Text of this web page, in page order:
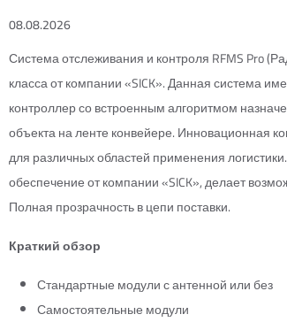
08.08.2026
Система отслеживания и контроля RFMS Pro
класса от компании «SICK». Данная система
контроллер со встроенным алгоритмом
объекта на ленте конвейере. Инновационная
для различных областей применения
обеспечение от компании «SICK», делает
Полная прозрачность в цепи поставки.
Краткий обзор
Стандартные модули с антенной или без
Самостоятельные модули